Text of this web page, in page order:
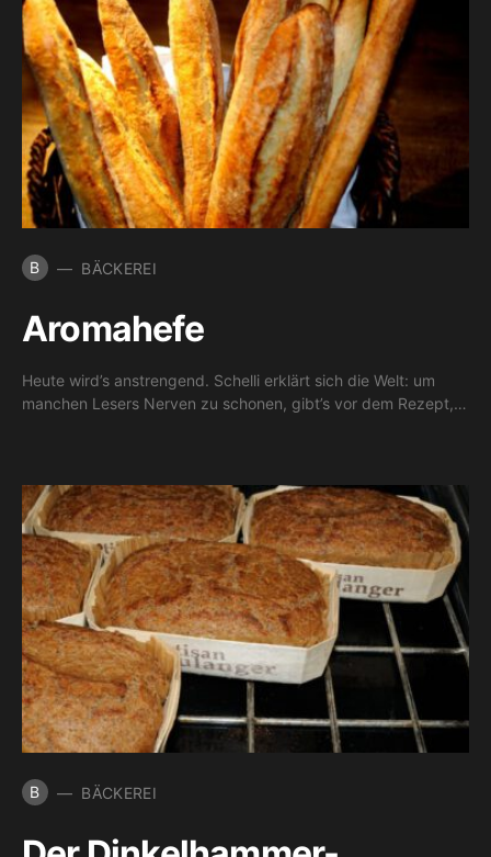
B BÄCKEREI
Aromahefe
Heute wird’s anstrengend. Schelli erklärt sich die Welt: um
manchen Lesers Nerven zu schonen, gibt’s vor dem Rezept,…
B BÄCKEREI